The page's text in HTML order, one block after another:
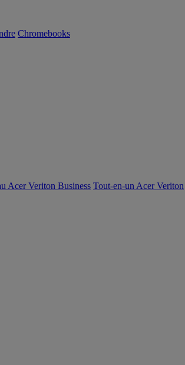
Chromebooks
Acer Veriton Business Tout-en-un Acer Veriton